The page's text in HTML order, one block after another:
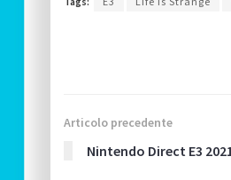
Articolo precedente
Nintendo Direct E3